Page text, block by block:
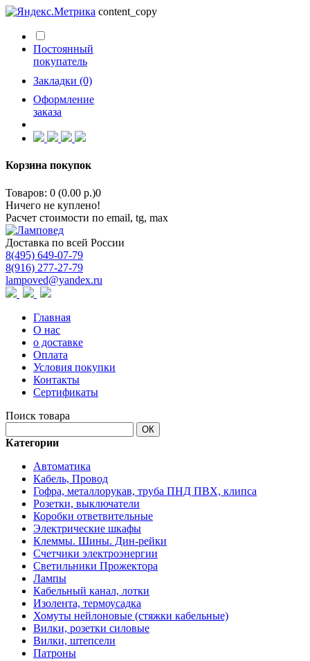
content_copy
Постоянный
покупатель
Закладки (0)
Оформление
заказа
Корзина покупок
Товаров: 0 (0.00 р.)0
Ничего не куплено!
Расчет стоимости по email, tg, max
Доставка по всей России
8(495) 649-07-79
8(916) 277-27-79
lampoved@yandex.ru
Главная
О нас
о доставке
Оплата
Условия покупки
Контакты
Сертификаты
Поиск товара
ОК
Категории
Автоматика
Кабель, Провод
Гофра, металлорукав, труба ПНД ПВХ, клипса
Розетки, выключатели
Коробки ответвительные
Электрические шкафы
Клеммы. Шины. Дин-рейки
Счетчики электроэнергии
Светильники Прожектора
Лампы
Кабельный канал, лотки
Изолента, термоусадка
Хомуты нейлоновые (стяжки кабельные)
Вилки, розетки силовые
Вилки, штепсели
Патроны